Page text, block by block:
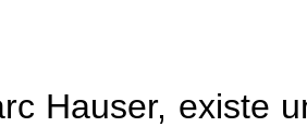
Hauser, existe